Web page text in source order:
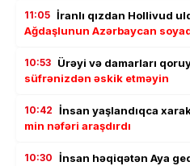
11:05 İranlı qızdan Hollivud
Ağdaşlunun Azərbaycan
10:53 Ürəyi və damarları
süfrənizdən əskik etməyin
10:42 İnsan yaşlandıqca
min nəfəri araşdırdı
10:30 İnsan həqiqətən Aya